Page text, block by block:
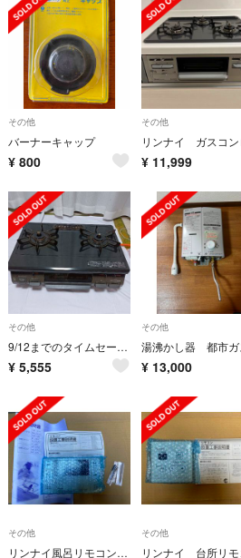
その他
バーナーキャップ
¥ 800
その他
¥ 11,999
その他
9/12までのタイムセール★リンナイ ガスコンロ ＬＰガス用
¥ 5,555
その他
¥ 13,000
その他
リンナイ風呂リモコン BC-220VC
その他